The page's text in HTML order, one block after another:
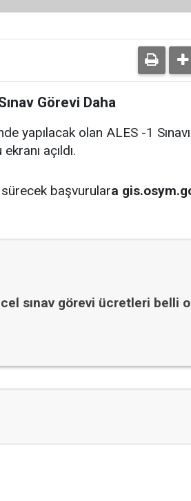
Görevi Daha
yapılacak olan ALES -1
açıldı.
başvurulara
sınav görevi ücretleri belli